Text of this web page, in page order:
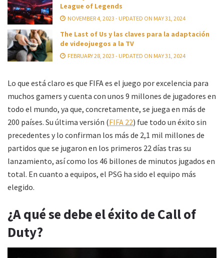
League of Legends
NOVEMBER 4, 2023 - UPDATED ON MAY 31, 2024
The Last of Us y las claves para la adaptación
de videojuegos a la TV
FEBRUARY 28, 2023 - UPDATED ON MAY 31, 2024
Lo que está claro es que FIFA es el juego por excelencia para
muchos gamers y cuenta con unos 9 millones de jugadores en
todo el mundo, ya que, concretamente, se juega en más de
200 países. Su última versión (FIFA 22) fue todo un éxito sin
precedentes y lo confirman los más de 2,1 mil millones de
partidos que se jugaron en los primeros 22 días tras su
lanzamiento, así como los 46 billones de minutos jugados en
total. En cuanto a equipos, el PSG ha sido el equipo más
elegido.
¿A qué se debe el éxito de Call of
Duty?